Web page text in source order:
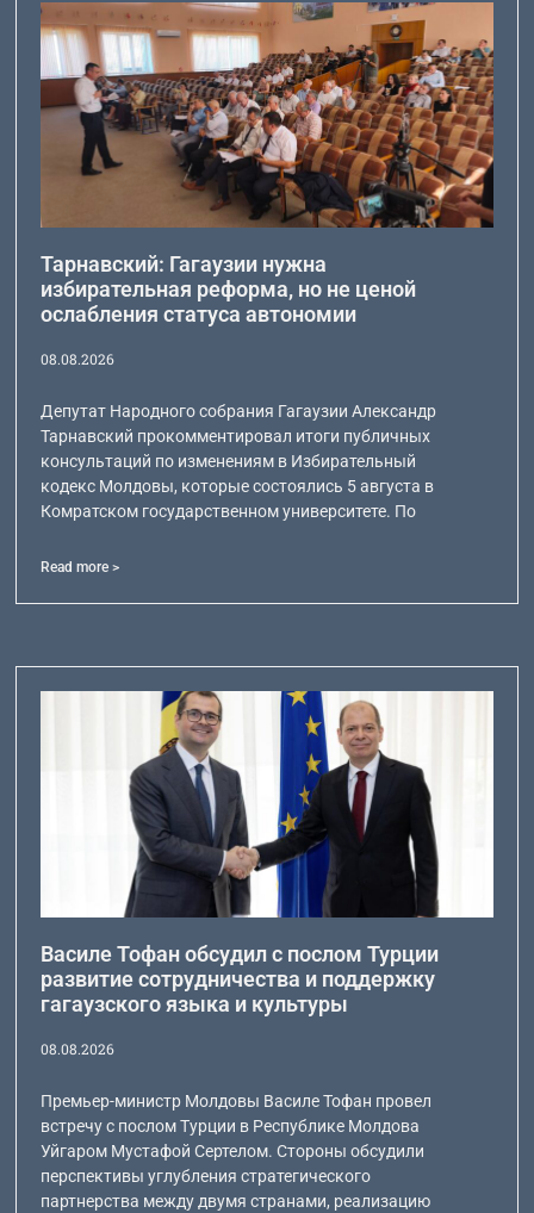
Тарнавский: Гагаузии нужна
избирательная реформа, но не ценой
ослабления статуса автономии
08.08.2026
Депутат Народного собрания Гагаузии Александр
Тарнавский прокомментировал итоги публичных
консультаций по изменениям в Избирательный
кодекс Молдовы, которые состоялись 5 августа в
Комратском государственном университете. По
Read more >
Василе Тофан обсудил с послом Турции
развитие сотрудничества и поддержку
гагаузского языка и культуры
08.08.2026
Премьер-министр Молдовы Василе Тофан провел
встречу с послом Турции в Республике Молдова
Уйгаром Мустафой Сертелом. Стороны обсудили
перспективы углубления стратегического
партнерства между двумя странами, реализацию